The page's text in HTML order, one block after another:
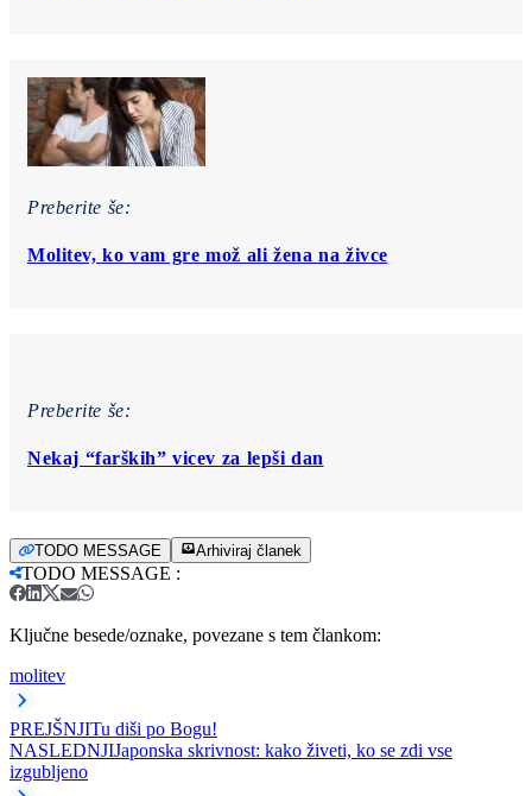
Preberite še:
Molitev, ko vam gre mož ali žena na živce
Preberite še:
Nekaj “farških” vicev za lepši dan
TODO MESSAGE Arhiviraj članek
TODO MESSAGE :
Ključne besede/oznake, povezane s tem člankom:
molitev
PREJŠNJITu diši po Bogu!
NASLEDNJIJaponska skrivnost: kako živeti, ko se zdi vse
izgubljeno